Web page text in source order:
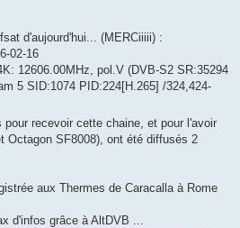
d'aujourd'hui... (MERCiiiii) :
02-16
12606.00MHz, pol.V (DVB-S2 SR:35294
5 SID:1074 PID:224[H.265] /324,424-
recevoir cette chaine, et pour l'avoir
Octagon SF8008), ont été diffusés 2
aux Thermes de Caracalla à Rome
d'infos grâce à AltDVB ...